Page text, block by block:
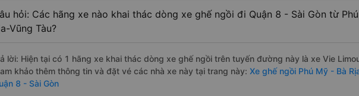
hỏi: Các hãng xe nào khai thác dòng xe ghế ngồi đi Quận 8 - Sài Gòn từ
Vũng Tàu?
lời: Hiện tại có 1 hãng xe khai thác dòng xe ghế ngồi trên tuyến đường này là xe Vie
khảo thêm thông tin và đặt vé các nhà xe này tại trang này: Xe ghế ngồi Phú Mỹ - Bà
8 - Sài Gòn